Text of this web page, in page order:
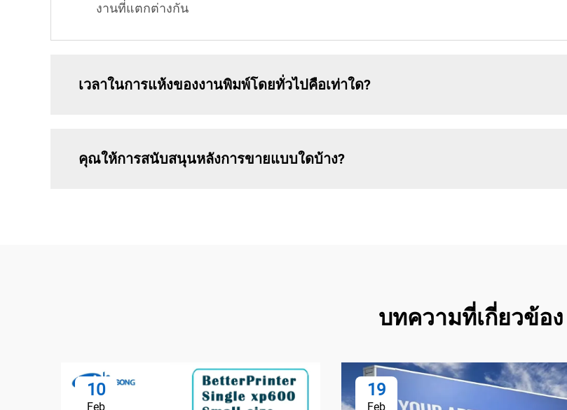
งานที่แตกต่างกัน
เวลาในการแห้งของงานพิมพ์โดยทั่วไปคือเท่าใด?
คุณให้การสนับสนุนหลังการขายแบบใดบ้าง?
บทความที่เกี่ยวข้อง
10
Feb
19
Feb